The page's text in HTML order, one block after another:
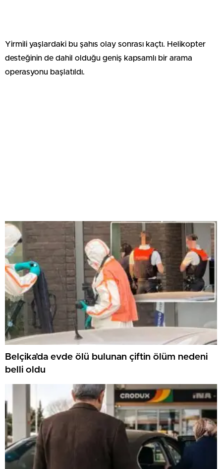
Yirmili yaşlardaki bu şahıs olay sonrası kaçtı. Helikopter
desteğinin de dahil olduğu geniş kapsamlı bir arama
operasyonu başlatıldı.
Belçika’da evde ölü bulunan çiftin ölüm nedeni
belli oldu